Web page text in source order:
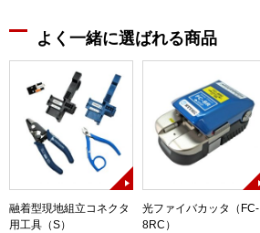
よく一緒に選ばれる商品
融着型現地組立コネクタ
用工具（S）
光ファイバカッタ（FC-
8RC）